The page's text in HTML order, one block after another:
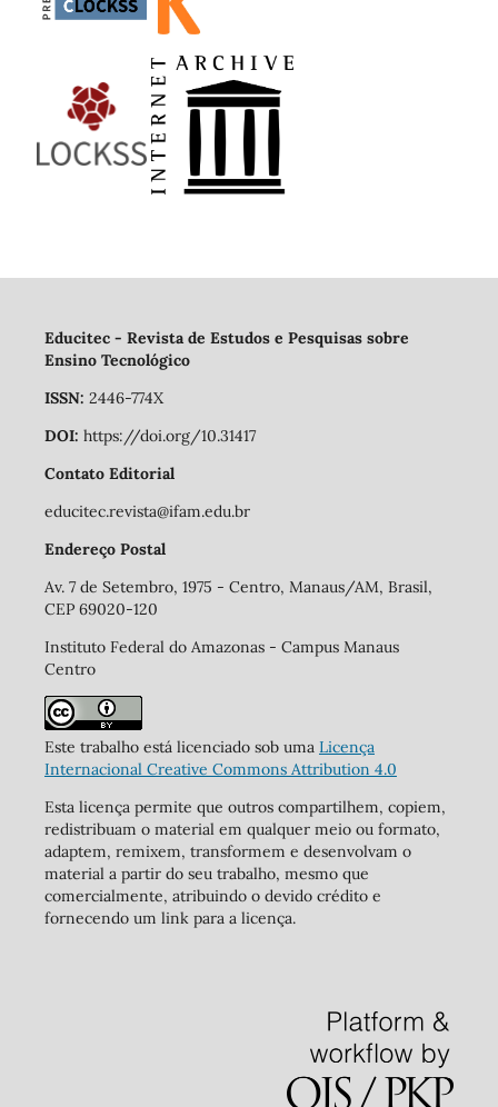
Educitec - Revista de Estudos e Pesquisas sobre
Ensino Tecnológico
ISSN: 2446-774X
DOI: https://doi.org/10.31417
Contato Editorial
educitec.revista@ifam.edu.br
Endereço Postal
Av. 7 de Setembro, 1975 - Centro, Manaus/AM, Brasil,
CEP 69020-120
Instituto Federal do Amazonas - Campus Manaus
Centro
Este trabalho está licenciado sob uma Licença
Internacional Creative Commons Attribution 4.0
Esta licença permite que outros compartilhem, copiem,
redistribuam o material em qualquer meio ou formato,
adaptem, remixem, transformem e desenvolvam o
material a partir do seu trabalho, mesmo que
comercialmente, atribuindo o devido crédito e
fornecendo um link para a licença.